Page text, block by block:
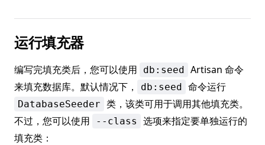
运行填充器
编写完填充类后，您可以使用 db:seed Artisan 命令
来填充数据库。默认情况下，
db:seed 命令运行
DatabaseSeeder 类，该类可用于调用其他填充类。
不过，您可以使用
--class
选项来指定要单独运行的
填充类：